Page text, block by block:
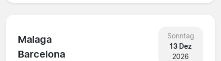
Malaga
Barcelona
Sonntag
13 Dez
2026